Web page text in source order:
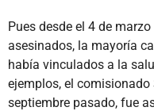
Pues desde el 4 de
asesinados, la mayoría
había vinculados a la
ejemplos, el comisionado
septiembre pasado, fue